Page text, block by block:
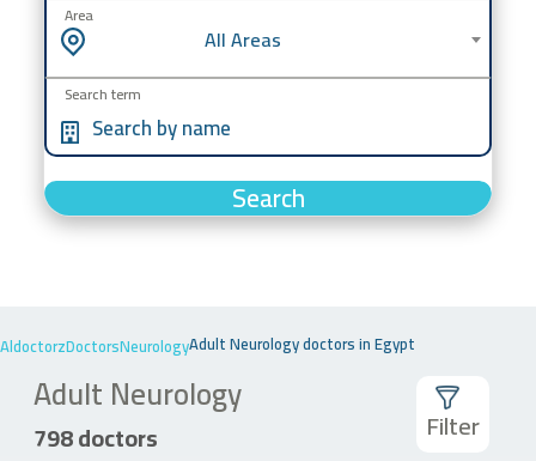
Area
All Areas
Search term
Search
AldoctorzDoctorsNeurologyAdult Neurology doctors in Egypt
Adult Neurology
798 doctors Filter